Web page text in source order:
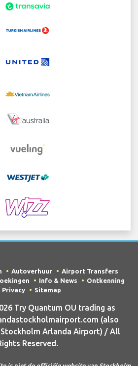
Autoverhuur
Airport Transfers
Info & News
Ontkenning
Privacy
Sitemap
Try Quantum OU trading as
(also
Stockholm Arlanda Airport) / All
Reserved.